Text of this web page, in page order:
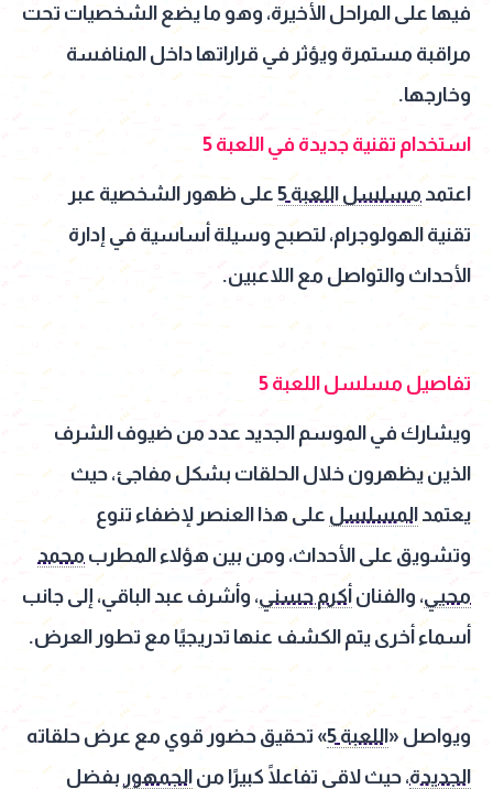
فيها على المراحل الأخيرة، وهو ما يضع الشخصيات تحت
مراقبة مستمرة ويؤثر في قراراتها داخل المنافسة
وخارجها.
استخدام تقنية جديدة في اللعبة 5
اعتمد مسلسل اللعبة 5
على ظهور الشخصية عبر
تقنية الهولوجرام، لتصبح وسيلة أساسية في إدارة
الأحداث والتواصل مع اللاعبين.
تفاصيل مسلسل اللعبة 5
ويشارك في الموسم الجديد عدد من ضيوف الشرف
الذين يظهرون خلال الحلقات بشكل مفاجئ، حيث
يعتمد المسلسل على هذا العنصر لإضفاء تنوع
وتشويق على الأحداث، ومن بين هؤلاء المطرب محمد
محيي، والفنان أكرم حسني، وأشرف عبد الباقي، إلى جانب
أسماء أخرى يتم الكشف عنها تدريجيًا مع تطور العرض.
ويواصل «اللعبة 5
» تحقيق حضور قوي مع عرض حلقاته
الجديدة، حيث لاقى تفاعلًا كبيرًا من الجمهور بفضل